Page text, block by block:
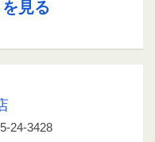
見る
24-3428